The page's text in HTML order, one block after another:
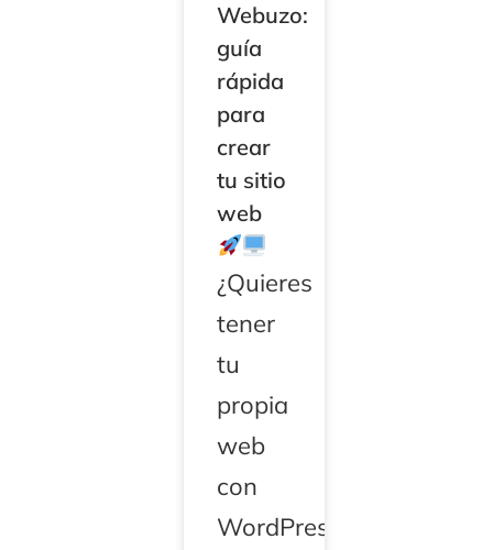
Webuzo:
guía
rápida
para
crear
tu sitio
web
¿Quieres
tener
tu
propia
web
con
WordPress